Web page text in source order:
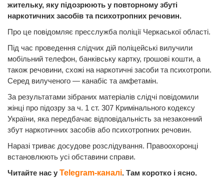
жительку, яку підозрюють у повторному збуті
наркотичних засобів та психотропних речовин.
Про це повідомляє пресслужба поліції Черкаської області.
Під час проведення слідчих дій поліцейські вилучили
мобільний телефон, банківську картку, грошові кошти, а
також речовини, схожі на наркотичні засоби та психотропи.
Серед вилученого — канабіс та амфетамін.
За результатами зібраних матеріалів слідчі повідомили
жінці про підозру за ч. 1 ст. 307 Кримінального кодексу
України, яка передбачає відповідальність за незаконний
збут наркотичних засобів або психотропних речовин.
Наразі триває досудове розслідування. Правоохоронці
встановлюють усі обставини справи.
Читайте нас у Telegram-каналі. Там коротко і ясно.